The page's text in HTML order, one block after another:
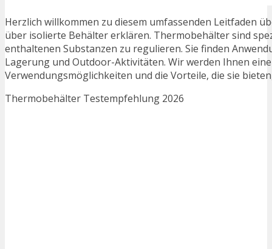
Herzlich willkommen zu diesem umfassenden Leitfaden
über isolierte Behälter erklären. Thermobehälter sind
enthaltenen Substanzen zu regulieren. Sie finden
Lagerung und Outdoor-Aktivitäten. Wir werden Ihnen
Verwendungsmöglichkeiten und die Vorteile, die sie
Thermobehälter Testempfehlung 2026